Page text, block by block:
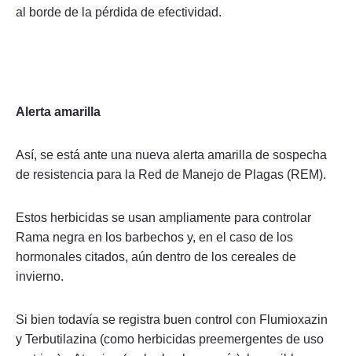
al borde de la pérdida de efectividad.
Alerta amarilla
Así, se está ante una nueva alerta amarilla de sospecha
de resistencia para la Red de Manejo de Plagas (REM).
Estos herbicidas se usan ampliamente para controlar
Rama negra en los barbechos y, en el caso de los
hormonales citados, aún dentro de los cereales de
invierno.
Si bien todavía se registra buen control con Flumioxazin
y Terbutilazina (como herbicidas preemergentes de uso